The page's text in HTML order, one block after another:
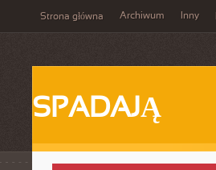
Strona główna Archiwum Inny
SPADAJĄ